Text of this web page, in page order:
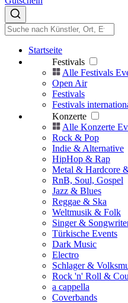
Startseite
Festivals
Alle Festivals
Open Air
Festivals
Festivals
Konzerte
Alle Konzerte
Rock & Pop
Indie & Alternative
HipHop & Rap
Metal & Hardcore
RnB, Soul, Gospel
Jazz & Blues
Reggae & Ska
Weltmusik & Folk
Singer &
Türkische Events
Dark Music
Electro
Schlager &
Rock 'n' Roll &
a cappella
Coverbands